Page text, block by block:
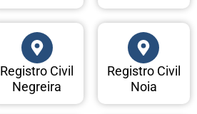
Registro Civil
Negreira
Registro Civil
Noia